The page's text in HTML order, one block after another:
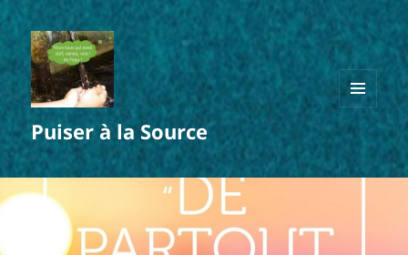
Puiser à la Source
MENU
ET
WIDGETS